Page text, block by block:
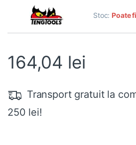
Stoc: Poate
164,04 lei
Transport gratuit la
250 lei!